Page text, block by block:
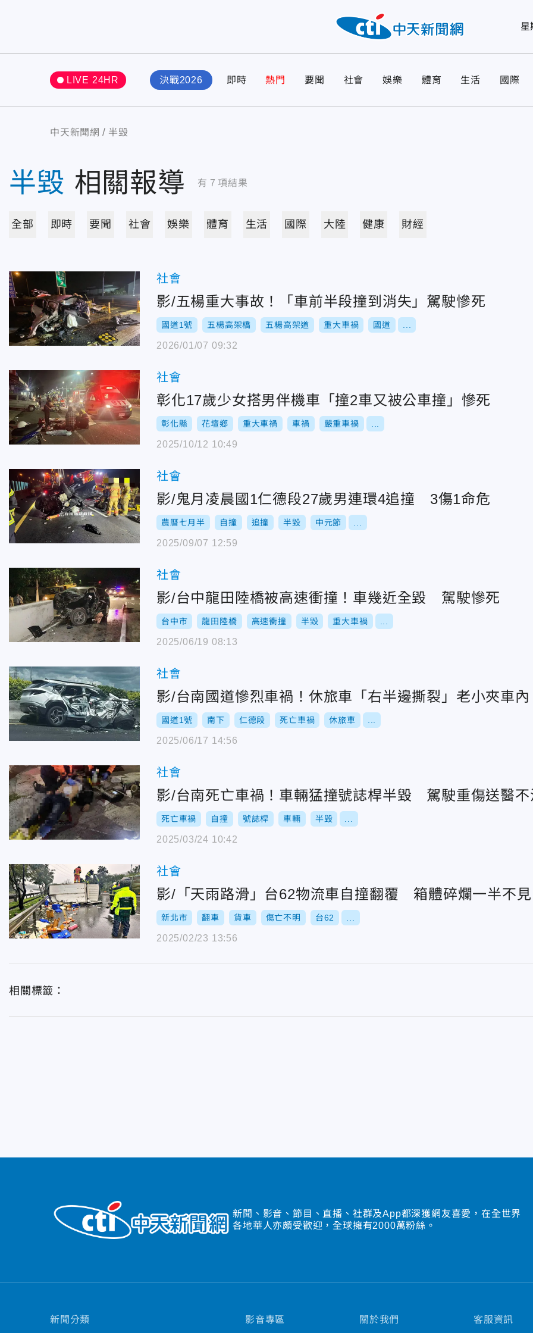
星
LIVE 24HR 決戰2026 即時 熱門 要聞 社會 娛樂 體育 生活 國際
中天新聞網 半毀
半毀 相關報導 有 7 項結果
全部 即時 要聞 社會 娛樂 體育 生活 國際 大陸 健康 財經
社會
影/五楊重大事故！「車前半段撞到消失」駕駛慘死
國道1號 五楊高架橋 五楊高架道 重大車禍 國道
2026/01/07 09:32
社會
彰化17歲少女搭男伴機車「撞2車又被公車撞」慘死
彰化縣 花壇鄉 重大車禍 車禍 嚴重車禍
2025/10/12 10:49
社會
影/鬼月凌晨國1仁德段27歲男連環4追撞 3傷1命危
農曆七月半 自撞 追撞 半毀 中元節
2025/09/07 12:59
社會
影/台中龍田陸橋被高速衝撞！車幾近全毀 駕駛慘死
台中市 龍田陸橋 高速衝撞 半毀 重大車禍
2025/06/19 08:13
社會
影/台南國道慘烈車禍！休旅車「右半邊撕裂」老小夾車內
國道1號 南下 仁德段 死亡車禍 休旅車
2025/06/17 14:56
社會
影/台南死亡車禍！車輛猛撞號誌桿半毀 駕駛重傷送醫不
死亡車禍 自撞 號誌桿 車輛 半毀
2025/03/24 10:42
社會
影/「天雨路滑」台62物流車自撞翻覆 箱體碎爛一半不見
新北市 翻車 貨車 傷亡不明 台62
2025/02/23 13:56
相關標籤：
新聞、影音、節目、直播、社群及App都深獲網友喜愛，在全世界
各地華人亦頗受歡迎，全球擁有2000萬粉絲。
新聞分類 影音專區 關於我們 客服資訊